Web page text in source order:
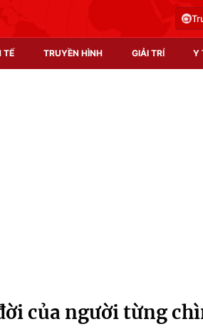
TẾ TRUYỀN HÌNH GIẢI TRÍ Y
của người từng